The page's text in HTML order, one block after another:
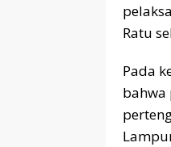
Ratu
Pada
bahwa